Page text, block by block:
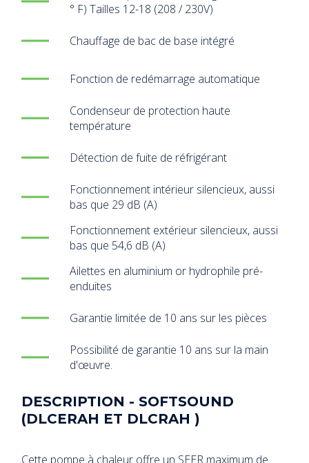
DESCRIPTION - SOFTSOUND
(DLCERAH ET DLCRAH )
Cette pompe à chaleur offre un SEER maximum de
° F) Tailles 12-18 (208 / 230V)
Chauffage de bac de base intégré
Fonction de redémarrage automatique
Condenseur de protection haute
température
Détection de fuite de réfrigérant
Fonctionnement intérieur silencieux, aussi
bas que 29 dB (A)
Fonctionnement extérieur silencieux, aussi
bas que 54,6 dB (A)
Ailettes en aluminium or hydrophile pré-
enduites
Garantie limitée de 10 ans sur les pièces
Possibilité de garantie 10 ans sur la main
d'œuvre.